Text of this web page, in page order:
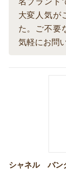
名ブランド
大変人気が
た。ご不要
気軽にお問
シャネル バン